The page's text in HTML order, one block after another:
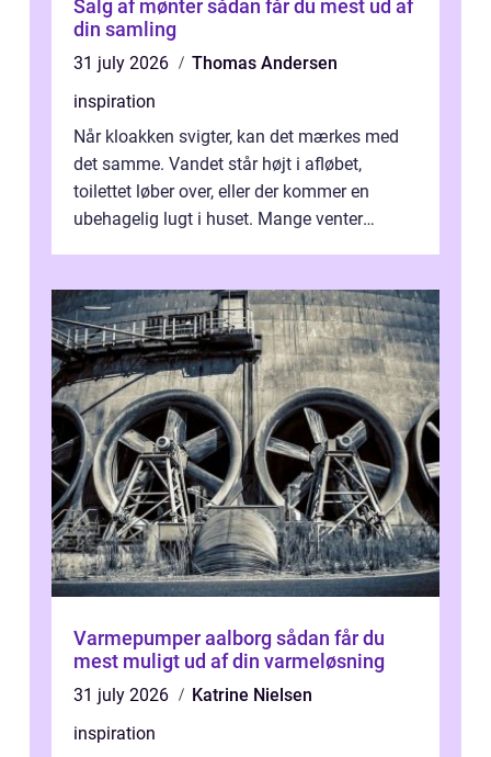
Salg af mønter sådan får du mest ud af
din samling
31 july 2026
Thomas Andersen
inspiration
Når kloakken svigter, kan det mærkes med
det samme. Vandet står højt i afløbet,
toilettet løber over, eller der kommer en
ubehagelig lugt i huset. Mange venter
Varmepumper aalborg sådan får du
mest muligt ud af din varmeløsning
31 july 2026
Katrine Nielsen
inspiration